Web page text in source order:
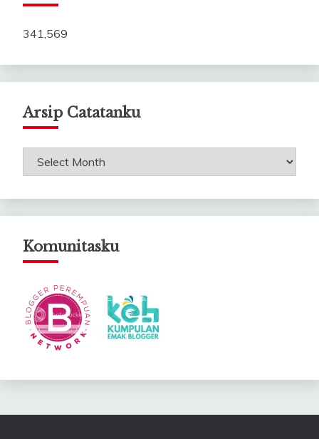
341,569
Arsip Catatanku
Arsip
Catatanku
Komunitasku